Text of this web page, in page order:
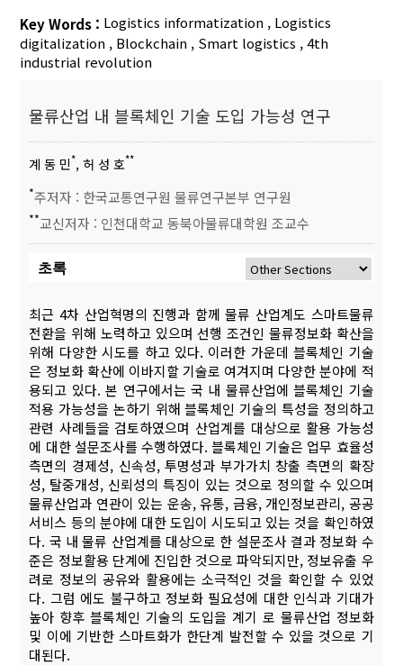
Key Words : Logistics informatization , Logistics
digitalization , Blockchain , Smart logistics ,4th
industrial revolution
물류산업 내 블록체인 기술 도입 가능성 연구
계 동 민*, 허 성 호**
*주저자 : 한국교통연구원 물류연구본부 연구원
**교신저자 : 인천대학교 동북아물류대학원 조교수
초록
최근 4차 산업혁명의 진행과 함께 물류 산업계도 스마트물류
전환을 위해 노력하고 있으며 선행 조건인 물류정보화 확산을
위해 다양한 시도를 하고 있다. 이러한 가운데 블록체인 기술
은 정보화 확산에 이바지할 기술로 여겨지며 다양한 분야에 적
용되고 있다. 본 연구에서는 국 내 물류산업에 블록체인 기술
적용 가능성을 논하기 위해 블록체인 기술의 특성을 정의하고
관련 사례들을 검토하였으며 산업계를 대상으로 활용 가능성
에 대한 설문조사를 수행하였다. 블록체인 기술은 업무 효율성
측면의 경제성, 신속성, 투명성과 부가가치 창출 측면의 확장
성, 탈중개성, 신뢰성의 특징이 있는 것으로 정의할 수 있으며
물류산업과 연관이 있는 운송, 유통, 금융, 개인정보관리, 공공
서비스 등의 분야에 대한 도입이 시도되고 있는 것을 확인하였
다. 국 내 물류 산업계를 대상으로 한 설문조사 결과 정보화 수
준은 정보활용 단계에 진입한 것으로 파악되지만, 정보유출 우
려로 정보의 공유와 활용에는 소극적인 것을 확인할 수 있었
다. 그럼 에도 불구하고 정보화 필요성에 대한 인식과 기대가
높아 향후 블록체인 기술의 도입을 계기 로 물류산업 정보화
및 이에 기반한 스마트화가 한단계 발전할 수 있을 것으로 기
대된다.